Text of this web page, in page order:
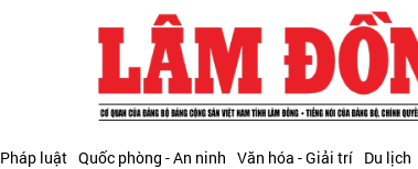
Pháp luật Quốc phòng - An ninh Văn hóa - Giải trí Du lịch
Gửi bình luận